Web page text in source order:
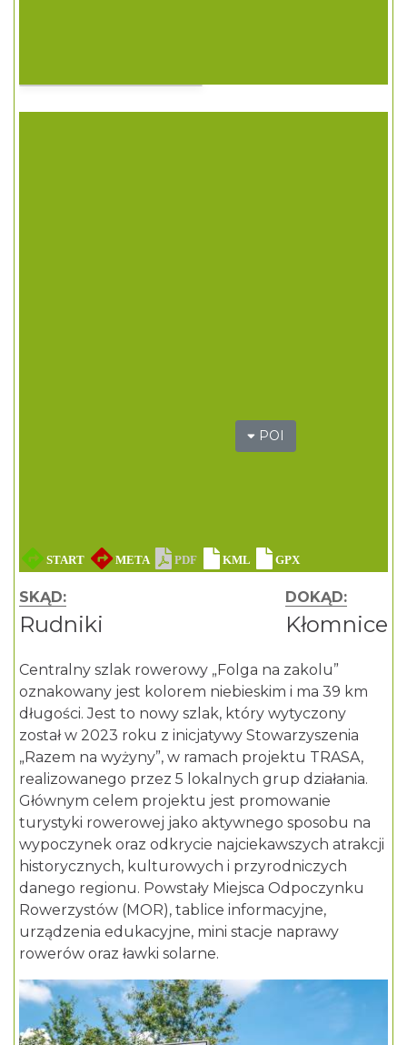
POI
SKĄD:
Rudniki
DOKĄD:
Kłomnice
Centralny szlak rowerowy „Folga na zakolu”
oznakowany jest kolorem niebieskim i ma 39 km
długości. Jest to nowy szlak, który wytyczony
został w 2023 roku z inicjatywy Stowarzyszenia
„Razem na wyżyny”, w ramach projektu TRASA,
realizowanego przez 5 lokalnych grup działania.
Głównym celem projektu jest promowanie
turystyki rowerowej jako aktywnego sposobu na
wypoczynek oraz odkrycie najciekawszych atrakcji
historycznych, kulturowych i przyrodniczych
danego regionu. Powstały Miejsca Odpoczynku
Rowerzystów (MOR), tablice informacyjne,
urządzenia edukacyjne, mini stacje naprawy
rowerów oraz ławki solarne.